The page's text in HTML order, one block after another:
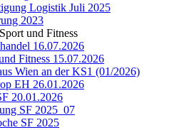
Logistik Juli 2025
2023
und Fitness
16.07.2026
Fitness 15.07.2026
Wien an der KS1 (01/2026)
EH 26.01.2026
20.01.2026
SF 2025_07
SF 2025